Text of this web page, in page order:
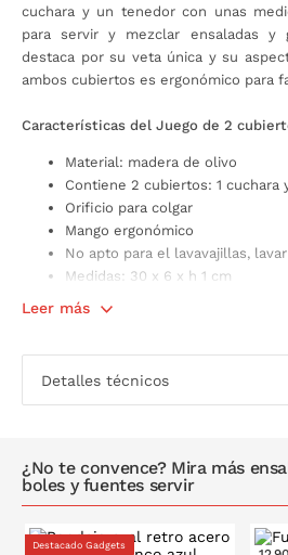
cuchara y un tenedor con unas
para servir y mezclar ensaladas y
destaca por su veta única y su
ambos cubiertos es ergonómico para
Características del Juego de 2
Material: madera de olivo
Contiene 2 cubiertos: 1 cuchara
Orificio para colgar
Mango ergonómico
No apto para el lavavajillas,
Medidas: 30 x 6 x h 1 cm
Leer más
Detalles técnicos
¿No te convence? Mira más
boles y fuentes servir
Destacado Gadgets
25x17
30x20